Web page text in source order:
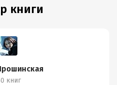
книги
книг